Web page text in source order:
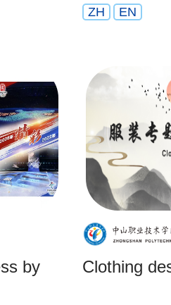
ZH EN
Clothing